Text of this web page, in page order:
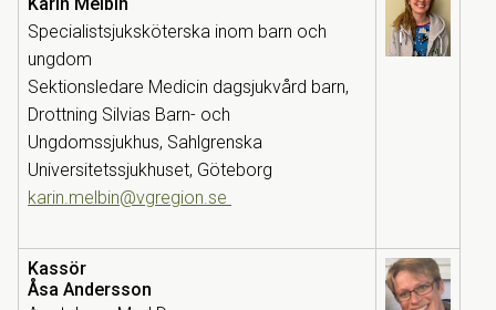
Specialistsjuksköterska inom barn och
ungdom
Sektionsledare Medicin dagsjukvård barn,
Drottning Silvias Barn- och
Ungdomssjukhus, Sahlgrenska
Universitetssjukhuset, Göteborg
karin.melbin@vgregion.se
Kassör
Åsa Andersson